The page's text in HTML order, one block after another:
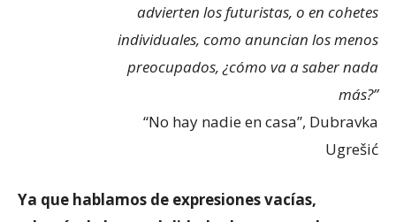
advierten los futuristas, o en cohetes
individuales, como anuncian los menos
preocupados, ¿cómo va a saber nada
más?”
“No hay nadie en casa”, Dubravka
Ugrešić
Ya que hablamos de expresiones vacías,